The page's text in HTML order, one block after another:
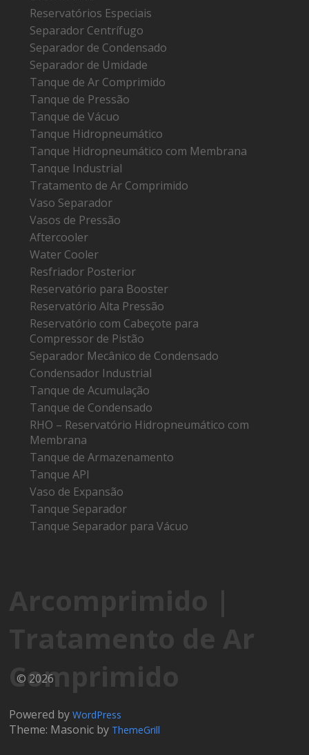
Reservatórios Especiais
Separador Centrífugo
Separador de Condensado
Separador de Umidade
Tanque de Ar Comprimido
Tanque de Pressão
Tanque de Vácuo
Tanque Hidropneumático
Tanque Hidropneumático com Membrana
Tanque Industrial
Tratamento de Ar Comprimido
Vaso Separador
Vasos de Pressão
Aftercooler
Water Cooler
Resfriador Posterior
Reservatório para Booster
Reservatório Alta Pressão
Reservatório com Cabeçote para
Compressor de Pistão
Separador Mecânico de Condensado
Condensador Industrial
Tanque de Acumulação
Tanque de Condensado
RHO – Reservatório Hidropneumático com
Membrana
Tanque de Armazenamento
Tanque API
Vaso de Expansão
Tanque Separador
Tanque Separador para Vácuo
Arcomprimido |
Tratamento de Ar
Comprimido
© 2026
Powered byWordPress
Theme: Masonic by ThemeGrill